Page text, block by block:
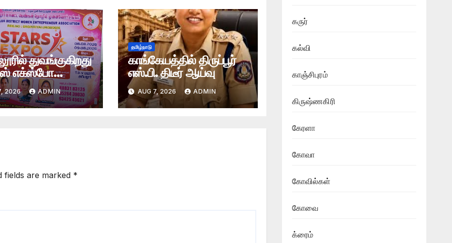
துவங்குகிறது
எக்ஸ்போ
2026 ADMIN
தமிழ்நாடு
காங்கேயத்தில் திருப்பூர்
எஸ்.பி. திடீர் ஆய்வு
AUG 7, 2026 ADMIN
fields are marked *
கருர்
கல்வி
காஞ்சிபுரம்
கிருஷ்ணகிரி
கேரளா
கோவா
கோவில்கள்
கோவை
க்ரைம்